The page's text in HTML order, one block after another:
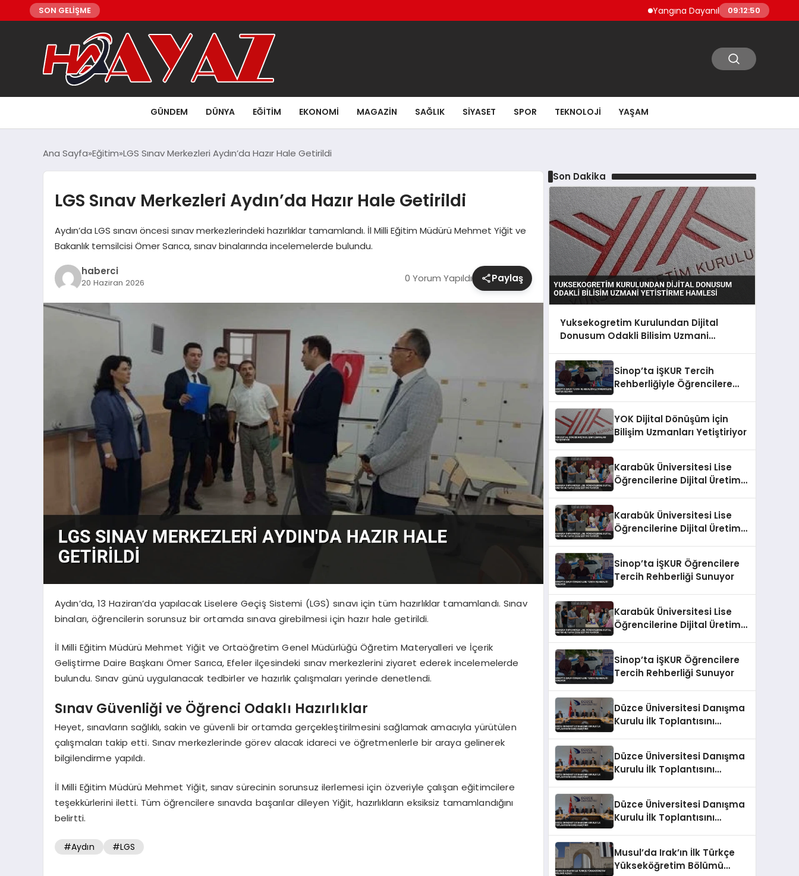
SON GELİŞME Yangına Dayanıklı Ahşap Kapılar Üreticisi
09:12:51
GÜNDEM DÜNYA EĞITIM EKONOMI MAGAZIN SAĞLIK SIYASET SPOR TEKNOLOJI YAŞAM
Ana Sayfa Eğitim LGS Sınav Merkezleri Aydın’da Hazır Hale Getirildi
LGS Sınav Merkezleri Aydın’da Hazır Hale Getirildi
Aydın’da LGS sınavı öncesi sınav merkezlerindeki hazırlıklar tamamlandı. İl Milli Eğitim Müdürü Mehmet Yiğit ve
Bakanlık temsilcisi Ömer Sarıca, sınav binalarında incelemelerde bulundu.
haberci
20 Haziran 2026 0 Yorum Yapıldı Paylaş
Aydın’da, 13 Haziran’da yapılacak Liselere Geçiş Sistemi (LGS) sınavı için tüm hazırlıklar tamamlandı. Sınav
binaları, öğrencilerin sorunsuz bir ortamda sınava girebilmesi için hazır hale getirildi.
İl Milli Eğitim Müdürü Mehmet Yiğit ve Ortaöğretim Genel Müdürlüğü Öğretim Materyalleri ve İçerik
Geliştirme Daire Başkanı Ömer Sarıca, Efeler ilçesindeki sınav merkezlerini ziyaret ederek incelemelerde
bulundu. Sınav günü uygulanacak tedbirler ve hazırlık çalışmaları yerinde denetlendi.
Sınav Güvenliği ve Öğrenci Odaklı Hazırlıklar
Heyet, sınavların sağlıklı, sakin ve güvenli bir ortamda gerçekleştirilmesini sağlamak amacıyla yürütülen
çalışmaları takip etti. Sınav merkezlerinde görev alacak idareci ve öğretmenlerle bir araya gelinerek
bilgilendirme yapıldı.
İl Milli Eğitim Müdürü Mehmet Yiğit, sınav sürecinin sorunsuz ilerlemesi için özveriyle çalışan eğitimcilere
teşekkürlerini iletti. Tüm öğrencilere sınavda başarılar dileyen Yiğit, hazırlıkların eksiksiz tamamlandığını
belirtti.
#Aydın #LGS
Son Dakika
Yuksekogretim Kurulundan Dijital
Donusum Odakli Bilisim Uzmani
Sinop’ta İŞKUR Tercih
Rehberliğiyle Öğrencilere
YOK Dijital Dönüşüm İçin
Bilişim Uzmanları Yetiştiriyor
Karabük Üniversitesi Lise
Öğrencilerine Dijital Üretim
Karabük Üniversitesi Lise
Öğrencilerine Dijital Üretim
Sinop’ta İŞKUR Öğrencilere
Tercih Rehberliği Sunuyor
Karabük Üniversitesi Lise
Öğrencilerine Dijital Üretim
Sinop’ta İŞKUR Öğrencilere
Tercih Rehberliği Sunuyor
Düzce Üniversitesi Danışma
Kurulu İlk Toplantısını
Düzce Üniversitesi Danışma
Kurulu İlk Toplantısını
Düzce Üniversitesi Danışma
Kurulu İlk Toplantısını
Musul’da Irak’ın İlk Türkçe
Yükseköğretim Bölümü